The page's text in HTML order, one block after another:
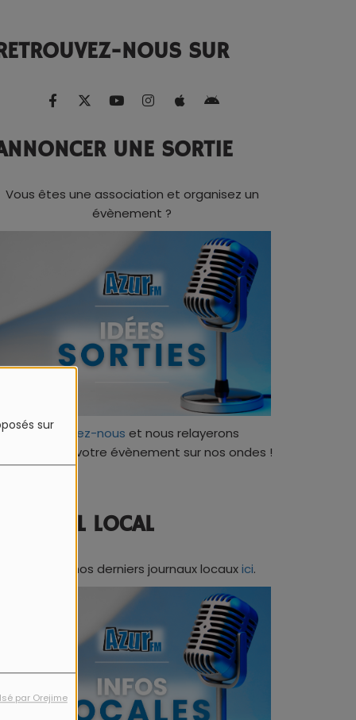
sur
par Orejime
NOUS SUR
UNE SORTIE
Vous êtes une association et organisez un
évènement ?
Contactez-nous et nous relayerons
gratuitement votre évènement sur nos ondes !
JOURNAL LOCAL
Retrouvez nos derniers journaux locauxici.